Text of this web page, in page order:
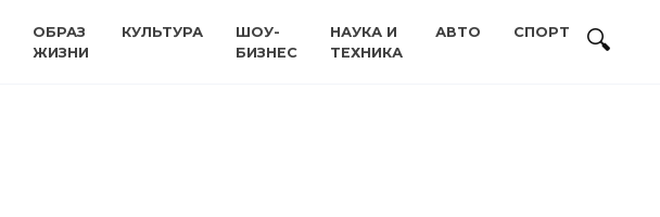
ОБРАЗ
ЖИЗНИ
КУЛЬТУРА
ШОУ-
БИЗНЕС
НАУКА И
ТЕХНИКА
АВТО СПОРТ